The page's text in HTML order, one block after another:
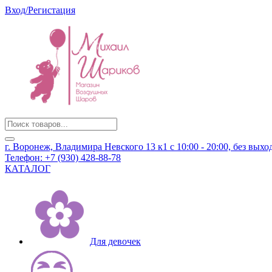
Вход/Регистация
Products
search
г. Воронеж, Владимира Невского 13 к1 с 10:00 - 20:00, без
Телефон: +7 (930) 428-88-78
КАТАЛОГ
Для девочек